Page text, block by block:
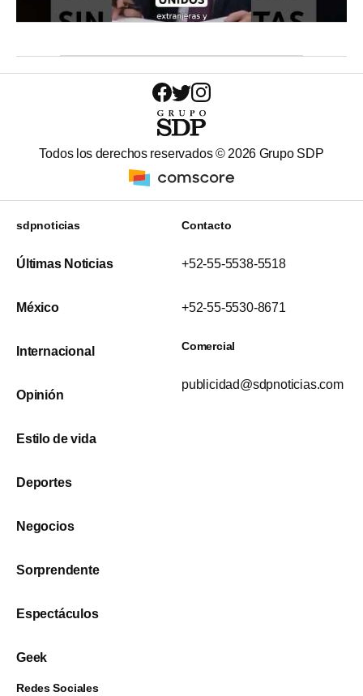
Todos los derechos reservados © 2026 Grupo SDP
sdpnoticias
Últimas Noticias
México
Internacional
Opinión
Estilo de vida
Deportes
Negocios
Sorprendente
Espectáculos
Geek
Contacto
+52-55-5538-5518
+52-55-5530-8671
Comercial
publicidad@sdpnoticias.com
Redes Sociales